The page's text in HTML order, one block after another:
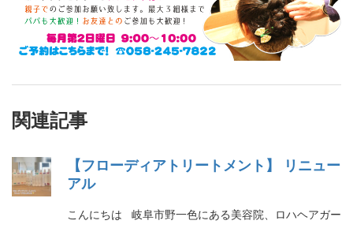
関連記事
【フローディアトリートメント】 リニュー
アル
こんにちは 岐阜市野一色にある美容院、ロハヘアガー